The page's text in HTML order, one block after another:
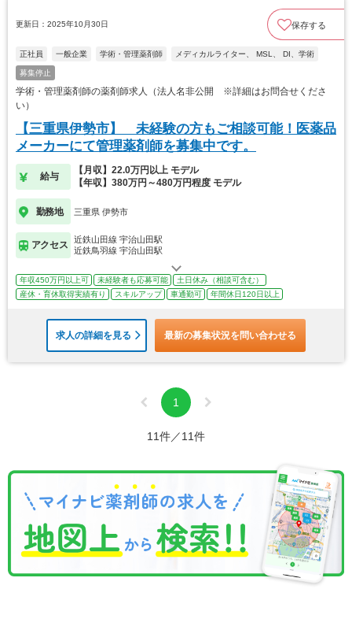
更新日：2025年10月30日 保存する
正社員 一般企業 学術・管理薬剤師 メディカルライター、 MSL、 DI、学術
募集停止
学術・管理薬剤師の薬剤師求人（法人名非公開 ※詳細はお問合せくださ
い）
【三重県伊勢市】 未経験の方もご相談可能！医薬品
メーカーにて管理薬剤師を募集中です。
給与
【月収】22.0万円以上 モデル
【年収】380万円～480万円程度 モデル
勤務地 三重県 伊勢市
アクセス
近鉄山田線 宇治山田駅
近鉄鳥羽線 宇治山田駅
年収450万円以上可 未経験者も応募可能
土日休み（相談可含む）
産休・育休取得実績有り
スキルアップ 車通勤可 年間休日120日以上
求人の詳細を見る 最新の募集状況を問い合わせる
1
11件／11件